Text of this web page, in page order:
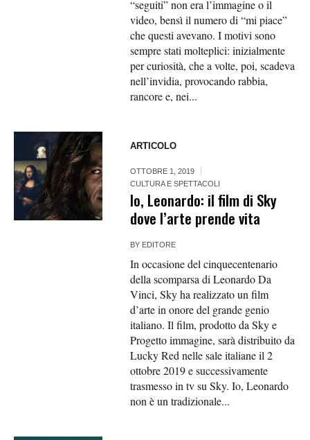
“seguiti” non era l’immagine o il
video, bensì il numero di “mi piace”
che questi avevano. I motivi sono
sempre stati molteplici: inizialmente
per curiosità, che a volte, poi, scadeva
nell’invidia, provocando rabbia,
rancore e, nei...
ARTICOLO
OTTOBRE 1, 2019
CULTURA E SPETTACOLI
Io, Leonardo: il film di Sky
dove l’arte prende vita
BY EDITORE
In occasione del cinquecentenario
della scomparsa di Leonardo Da
Vinci, Sky ha realizzato un film
d’arte in onore del grande genio
italiano. Il film, prodotto da Sky e
Progetto immagine, sarà distribuito da
Lucky Red nelle sale italiane il 2
ottobre 2019 e successivamente
trasmesso in tv su Sky. Io, Leonardo
non è un tradizionale...